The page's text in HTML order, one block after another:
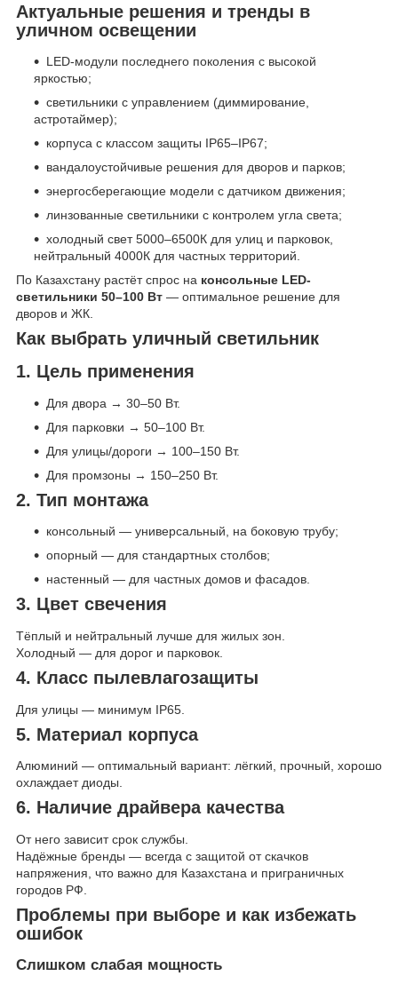
Актуальные решения и тренды в
уличном освещении
LED-модули последнего поколения с высокой
яркостью;
светильники с управлением (диммирование,
астротаймер);
корпуса с классом защиты IP65–IP67;
вандалоустойчивые решения для дворов и парков;
энергосберегающие модели с датчиком движения;
линзованные светильники с контролем угла света;
холодный свет 5000–6500К для улиц и парковок,
нейтральный 4000К для частных территорий.
По Казахстану растёт спрос на консольные LED-
светильники 50–100 Вт — оптимальное решение для
дворов и ЖК.
Как выбрать уличный светильник
1. Цель применения
Для двора → 30–50 Вт.
Для парковки → 50–100 Вт.
Для улицы/дороги → 100–150 Вт.
Для промзоны → 150–250 Вт.
2. Тип монтажа
консольный — универсальный, на боковую трубу;
опорный — для стандартных столбов;
настенный — для частных домов и фасадов.
3. Цвет свечения
Тёплый и нейтральный лучше для жилых зон.
Холодный — для дорог и парковок.
4. Класс пылевлагозащиты
Для улицы — минимум IP65.
5. Материал корпуса
Алюминий — оптимальный вариант: лёгкий, прочный, хорошо
охлаждает диоды.
6. Наличие драйвера качества
От него зависит срок службы.
Надёжные бренды — всегда с защитой от скачков
напряжения, что важно для Казахстана и приграничных
городов РФ.
Проблемы при выборе и как избежать
ошибок
Слишком слабая мощность